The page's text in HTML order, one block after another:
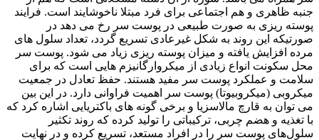
جنبه ظاهری و هم اجتماعی برای فرد مبتلا ناخوشایند است. فرایند
پوسته ریزی به صورت طبیعی در پوست سر رخ می دهد در
صورتیکه این روند به شکل غیرعادی تسریع گردد، تعداد سلول های
مرده افزایش یافته و میزان پوسته ریزی زیاد می شود. پوست سر
محل سکونت انواع زیادی از میکروارگانیزم هایی است که برای
سلامت و عملکرد پوست سر مفید هستند. حفظ تعادل در جمعیت
میکروبی (میکروبیوتا) پوست سر اهمیت فراوانی دارد. در این بین
می توان به قارچ مالاسزیا و برخی گونه های باکتریایی اشاره کرد که
با تغذیه و هضم چربی، ترکیباتی را تولید کرده که روند تکثیر
سلول‌های پوست سر را در افراد مستعد، تسریع کرده و در نهایت